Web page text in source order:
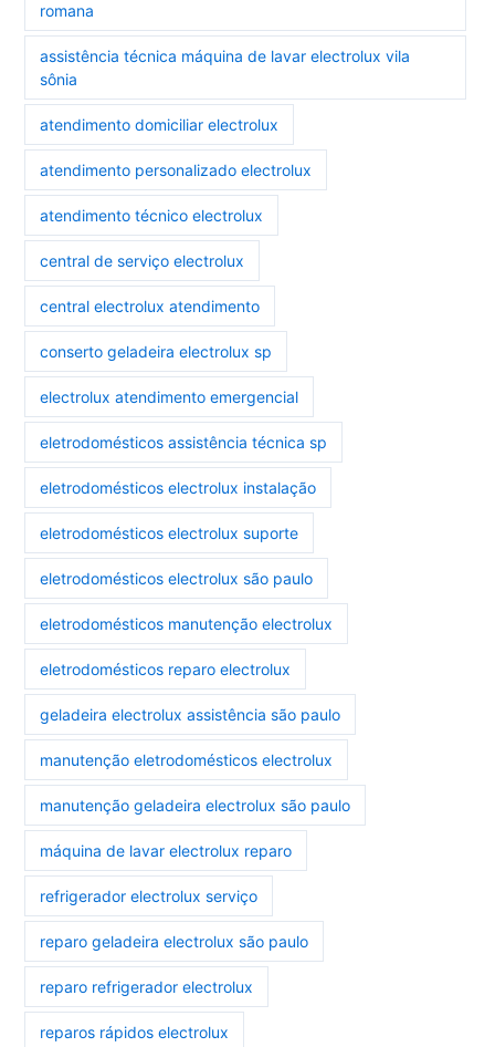
romana
assistência técnica máquina de lavar electrolux vila
sônia
atendimento domiciliar electrolux
atendimento personalizado electrolux
atendimento técnico electrolux
central de serviço electrolux
central electrolux atendimento
conserto geladeira electrolux sp
electrolux atendimento emergencial
eletrodomésticos assistência técnica sp
eletrodomésticos electrolux instalação
eletrodomésticos electrolux suporte
eletrodomésticos electrolux são paulo
eletrodomésticos manutenção electrolux
eletrodomésticos reparo electrolux
geladeira electrolux assistência são paulo
manutenção eletrodomésticos electrolux
manutenção geladeira electrolux são paulo
máquina de lavar electrolux reparo
refrigerador electrolux serviço
reparo geladeira electrolux são paulo
reparo refrigerador electrolux
reparos rápidos electrolux